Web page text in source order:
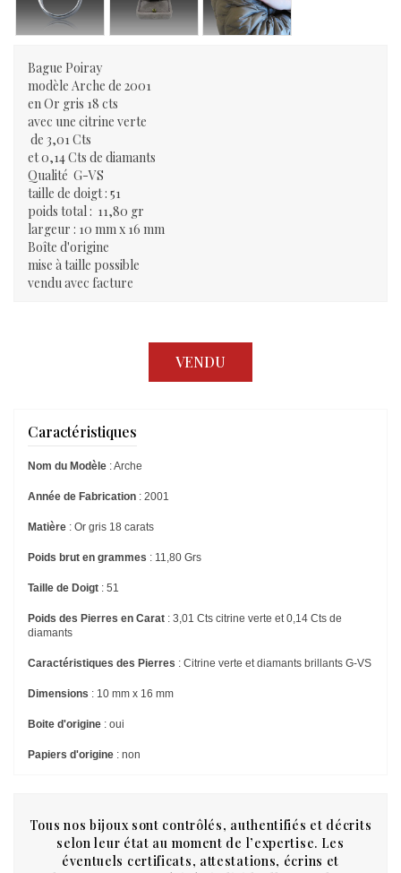
Bague Poiray
modèle Arche de 2001
en Or gris 18 cts
avec une citrine verte
de 3,01 Cts
et 0,14 Cts de diamants
Qualité G-VS
taille de doigt : 51
poids total : 11,80 gr
largeur : 10 mm x 16 mm
Boîte d'origine
mise à taille possible
vendu avec facture
VENDU
Caractéristiques
Nom du Modèle : Arche
Année de Fabrication : 2001
Matière : Or gris 18 carats
Poids brut en grammes : 11,80 Grs
Taille de Doigt : 51
Poids des Pierres en Carat : 3,01 Cts citrine verte et 0,14 Cts de
diamants
Caractéristiques des Pierres : Citrine verte et diamants brillants G-VS
Dimensions : 10 mm x 16 mm
Boite d'origine : oui
Papiers d'origine : non
Tous nos bijoux sont contrôlés, authentifiés et décrits
selon leur état au moment de l’expertise. Les
éventuels certificats, attestations, écrins et